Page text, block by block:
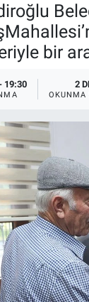
bir
19:30 2
OKUNMA
ve Fikstür